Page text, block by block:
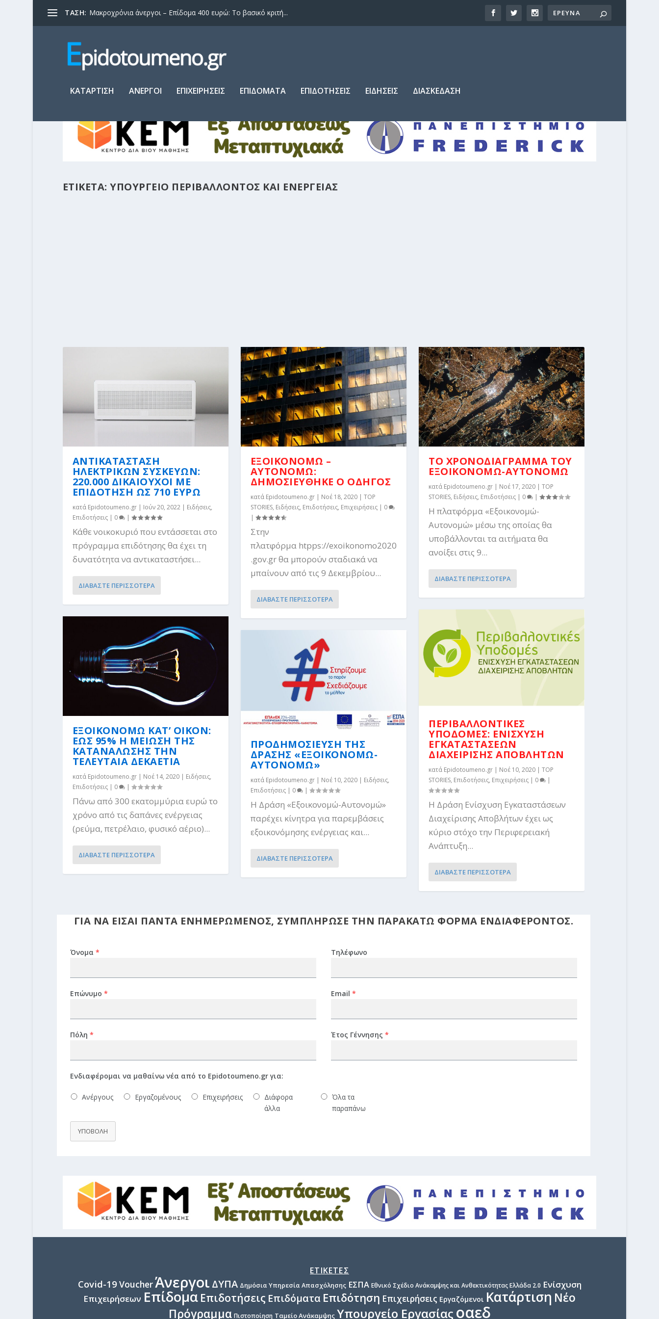
ΤΑΣΗ: Μακροχρόνια άνεργοι – Επίδομα 400 ευρώ: Το βασικό κριτή...
ΚΑΤΑΡΤΙΣΗ ΑΝΕΡΓΟΙ ΕΠΙΧΕΙΡΗΣΕΙΣ ΕΠΙΔΟΜΑΤΑ ΕΠΙΔΟΤΗΣΕΙΣ ΕΙΔΗΣΕΙΣ ΔΙΑΣΚΕΔΑΣΗ
ΕΤΙΚΕΤΑ:ΥΠΟΥΡΓΕΙΟ ΠΕΡΙΒΑΛΛΟΝΤΟΣ ΚΑΙ ΕΝΕΡΓΕΙΑΣ
ΑΝΤΙΚΑΤΑΣΤΑΣΗ
ΗΛΕΚΤΡΙΚΩΝ ΣΥΣΚΕΥΩΝ:
220.000 ΔΙΚΑΙΟΥΧΟΙ ΜΕ
ΕΠΙΔΟΤΗΣΗ ΩΣ 710 ΕΥΡΩ
κατά Epidotoumeno.gr| Ιούν 20, 2022| Ειδήσεις,
Επιδοτήσεις| 0 |
Κάθε νοικοκυριό που εντάσσεται στο
πρόγραμμα επιδότησης θα έχει τη
δυνατότητα να αντικαταστήσει...
ΔΙΑΒΑΣΤΕ ΠΕΡΙΣΣΟΤΕΡΑ
ΕΞΟΙΚΟΝΟΜΩ ΚΑΤ’ ΟΙΚΟΝ:
ΕΩΣ 95% Η ΜΕΙΩΣΗ ΤΗΣ
ΚΑΤΑΝΑΛΩΣΗΣ ΤΗΝ
ΤΕΛΕΥΤΑΙΑ ΔΕΚΑΕΤΙΑ
κατά Epidotoumeno.gr| Νοέ 14, 2020| Ειδήσεις,
Επιδοτήσεις| 0 |
Πάνω από 300 εκατομμύρια ευρώ το
χρόνο από τις δαπάνες ενέργειας
(ρεύμα, πετρέλαιο, φυσικό αέριο)...
ΔΙΑΒΑΣΤΕ ΠΕΡΙΣΣΟΤΕΡΑ
ΕΞΟΙΚΟΝΟΜΩ –
ΑΥΤΟΝΟΜΩ:
ΔΗΜΟΣΙΕΥΘΗΚΕ Ο ΟΔΗΓΟΣ
κατά Epidotoumeno.gr| Νοέ 18, 2020| TOP
STORIES, Ειδήσεις, Επιδοτήσεις, Επιχειρήσεις| 0
|
Στην
πλατφόρμα htpps://exoikonomo2020
.gov.gr θα μπορούν σταδιακά να
μπαίνουν από τις 9 Δεκεμβρίου...
ΔΙΑΒΑΣΤΕ ΠΕΡΙΣΣΟΤΕΡΑ
ΠΡΟΔΗΜΟΣΙΕΥΣΗ ΤΗΣ
ΔΡΑΣΗΣ «ΕΞΟΙΚΟΝΟΜΩ-
ΑΥΤΟΝΟΜΩ»
κατά Epidotoumeno.gr| Νοέ 10, 2020| Ειδήσεις,
Επιδοτήσεις| 0 |
Η Δράση «Εξοικονομώ-Αυτονομώ»
παρέχει κίνητρα για παρεμβάσεις
εξοικονόμησης ενέργειας και...
ΔΙΑΒΑΣΤΕ ΠΕΡΙΣΣΟΤΕΡΑ
ΤΟ ΧΡΟΝΟΔΙΑΓΡΑΜΜΑ ΤΟΥ
ΕΞΟΙΚΟΝΟΜΩ-ΑΥΤΟΝΟΜΩ
κατά Epidotoumeno.gr | Νοέ 17, 2020 |TOP
STORIES, Ειδήσεις, Επιδοτήσεις | 0 |
Η πλατφόρμα «Εξοικονομώ-
Αυτονομώ» μέσω της οποίας θα
υποβάλλονται τα αιτήματα θα
ανοίξει στις 9...
ΔΙΑΒΑΣΤΕ ΠΕΡΙΣΣΟΤΕΡΑ
ΠΕΡΙΒΑΛΛΟΝΤΙΚΕΣ
ΥΠΟΔΟΜΕΣ: ΕΝΙΣΧΥΣΗ
ΕΓΚΑΤΑΣΤΑΣΕΩΝ
ΔΙΑΧΕΙΡΙΣΗΣ ΑΠΟΒΛΗΤΩΝ
κατά Epidotoumeno.gr | Νοέ 10, 2020 |TOP
STORIES, Επιδοτήσεις, Επιχειρήσεις | 0 |
Η Δράση Ενίσχυση Εγκαταστάσεων
Διαχείρισης Αποβλήτων έχει ως
κύριο στόχο την Περιφερειακή
Ανάπτυξη...
ΔΙΑΒΑΣΤΕ ΠΕΡΙΣΣΟΤΕΡΑ
ΓΙΑ ΝΑ ΕΙΣΑΙ ΠΑΝΤΑ ΕΝΗΜΕΡΩΜΕΝΟΣ, ΣΥΜΠΛΗΡΩΣΕ ΤΗΝ ΠΑΡΑΚΑΤΩ ΦΟΡΜΑ ΕΝΔΙΑΦΕΡΟΝΤΟΣ.
Όνομα *
Επώνυμο *
Πόλη *
Τηλέφωνο
Email *
Έτος Γέννησης *
Ενδιαφέρομαι να μαθαίνω νέα από το Epidotoumeno.gr για:
Ανέργους Εργαζομένους Επιχειρήσεις
Διάφορα
άλλα
Όλα τα
παραπάνω
ΥΠΟΒΟΛΗ
ΕΤΙΚΕΤΕΣ
Covid-19VoucherΆνεργοι ΔΥΠΑ Δημόσια Υπηρεσία Απασχόλησης ΕΣΠΑ Εθνικό Σχέδιο Ανάκαμψης και Ανθεκτικότητας Ελλάδα 2.0 Ενίσχυση
Επιχειρήσεων Επίδομα Επιδοτήσεις Επιδόματα Επιδότηση Επιχειρήσεις Εργαζόμενοι Κατάρτιση Νέο
Πρόγραμμα Πιστοποίηση Ταμείο Ανάκαμψης Υπουργείο Εργασίας οαεδ